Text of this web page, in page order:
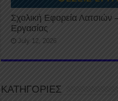
Σχολική Εφορεία Λατσιών
Εργασίας
July 12, 2026
ΚΑΤΗΓΟΡΙΕΣ